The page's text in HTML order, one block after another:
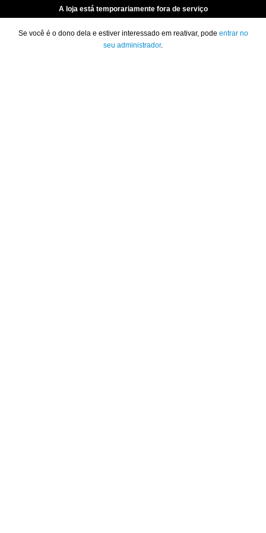
A loja está temporariamente fora de serviço
Se você é o dono dela e estiver interessado em reativar, pode entrar no
seu administrador.